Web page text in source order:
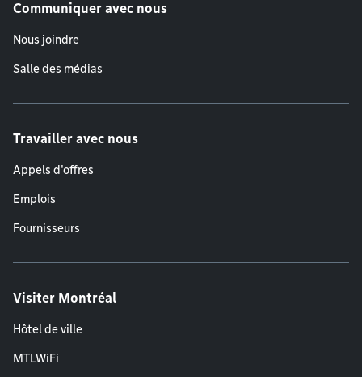
Communiquer avec nous
Nous joindre
Salle des médias
Travailler avec nous
Appels d'offres
Emplois
Fournisseurs
Visiter Montréal
Hôtel de ville
MTLWiFi